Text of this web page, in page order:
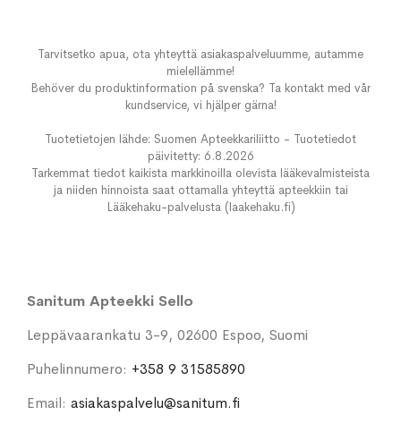
Tarvitsetko apua, ota yhteyttä asiakaspalveluumme, autamme
mielellämme!
Behöver du produktinformation på svenska? Ta kontakt med vår
kundservice, vi hjälper gärna!
Tuotetietojen lähde: Suomen Apteekkariliitto - Tuotetiedot
päivitetty: 6.8.2026
Tarkemmat tiedot kaikista markkinoilla olevista lääkevalmisteista
ja niiden hinnoista saat ottamalla yhteyttä apteekkiin tai
Lääkehaku-palvelusta (laakehaku.fi)
Sanitum Apteekki Sello
Leppävaarankatu 3-9, 02600 Espoo, Suomi
Puhelinnumero: +358 9 31585890
Email: asiakaspalvelu@sanitum.fi